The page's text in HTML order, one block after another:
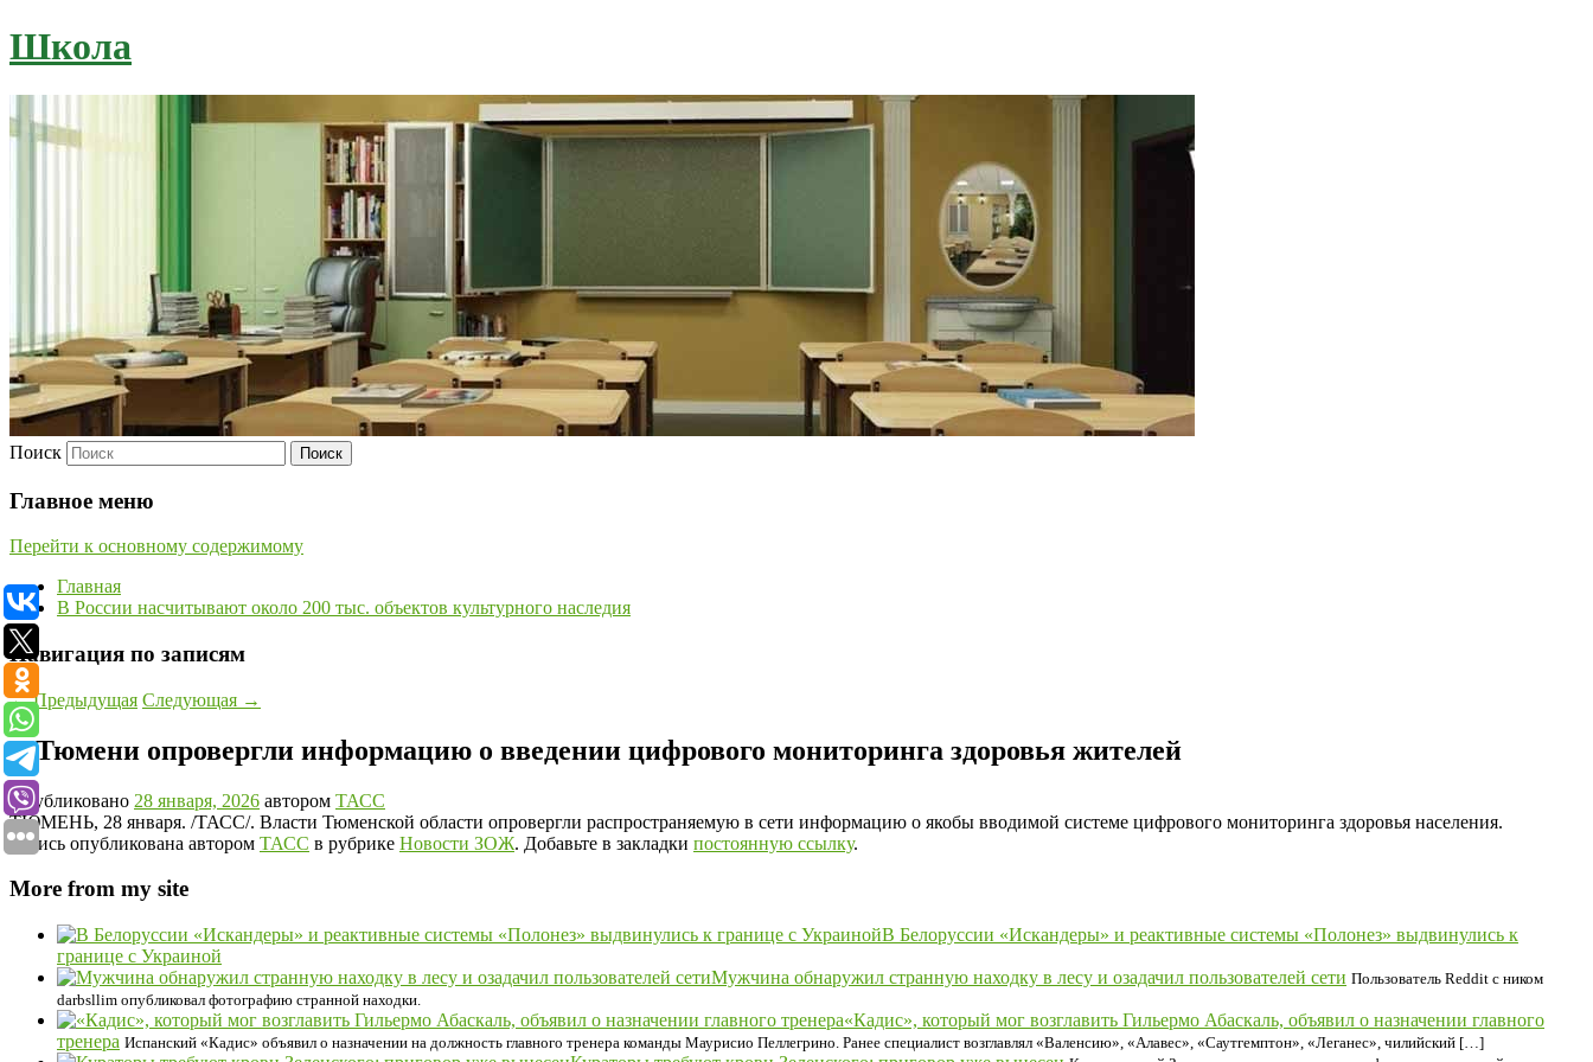
Школа
Поиск
Главное меню
Перейти к основному содержимому
Главная
В России насчитывают около 200 тыс. объектов культурного наследия
Навигация по записям
←Предыдущая Следующая →
В Тюмени опровергли информацию о введении цифрового мониторинга здоровья жителей
Опубликовано 28 января, 2026 автором ТАСС
ТЮМЕНЬ, 28 января. /ТАСС/. Власти Тюменской области опровергли распространяемую в сети информацию о якобы вводимой системе цифрового мониторинга здоровья населения.
Запись опубликована автором ТАСС в рубрике Новости ЗОЖ. Добавьте в закладки постоянную ссылку.
More from my site
В Белоруссии «Искандеры» и реактивные системы «Полонез» выдвинулись к
границе с Украиной
Мужчина обнаружил странную находку в лесу и озадачил пользователей сети Пользователь Reddit с ником
darbsllim опубликовал фотографию странной находки.
«Кадис», который мог возглавить Гильермо Абаскаль, объявил о назначении главного
тренера Испанский «Кадис» объявил о назначении на должность главного тренера команды Маурисио Пеллегрино. Ранее специалист возглавлял «Валенсию», «Алавес», «Саутгемптон», «Леганес», чилийский […]